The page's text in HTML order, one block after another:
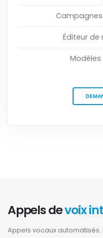
Éditeur
Appels devoix
Appels vocaux